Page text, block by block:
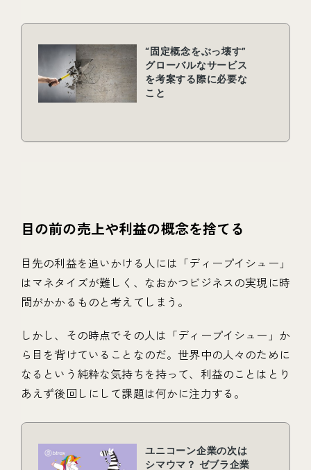
目の前の売上や利益の概念を捨てる
目先の利益を追いかける人には「ディープイシュー」
はマネタイズが難しく、なおかつビジネスの実現に時
間がかかるものと考えてしまう。
しかし、その時点でその人は「ディープイシュー」か
ら目を背けていることなのだ。世界中の人々のために
なるという純粋な気持ちを持って、利益のことはとり
あえず後回しにして課題は何かに注力する。